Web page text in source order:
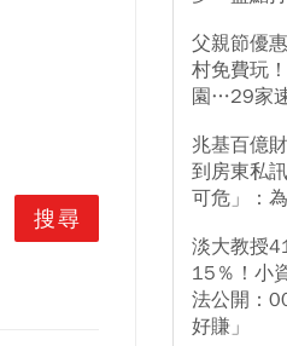
父親節優
村免費玩
園…29家
兆基百億
到房東私
可危」：
淡大教授
15％！小
法公開：
好賺」